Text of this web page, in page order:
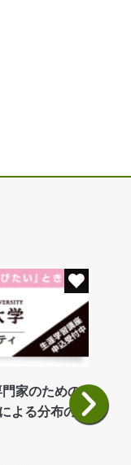
門家のための
よる分布の
建
る